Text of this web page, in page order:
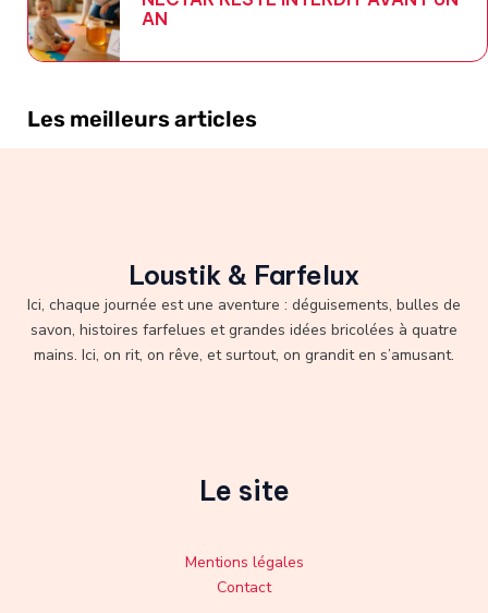
AN
Les meilleurs articles
Loustik & Farfelux
Ici, chaque journée est une aventure : déguisements, bulles de
savon, histoires farfelues et grandes idées bricolées à quatre
mains. Ici, on rit, on rêve, et surtout, on grandit en s’amusant.
Le site
Mentions légales
Contact